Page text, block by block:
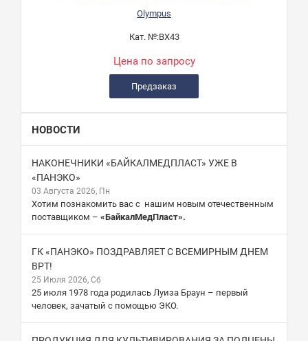
Olympus
Кат. №:BX43
Цена по запросу
Предзаказ
НОВОСТИ
НАКОНЕЧНИКИ «БАЙКАЛМЕДПЛАСТ» УЖЕ В
«ПАНЭКО»
03 Августа 2026, Пн
Хотим познакомить вас с нашим новым отечественным
поставщиком – «БайкалМедПласт».
ГК «ПАНЭКО» ПОЗДРАВЛЯЕТ С ВСЕМИРНЫМ ДНЕМ
ВРТ!
25 Июля 2026, Сб
25 июля 1978 года родилась Луиза Браун – первый
человек, зачатый с помощью ЭКО.